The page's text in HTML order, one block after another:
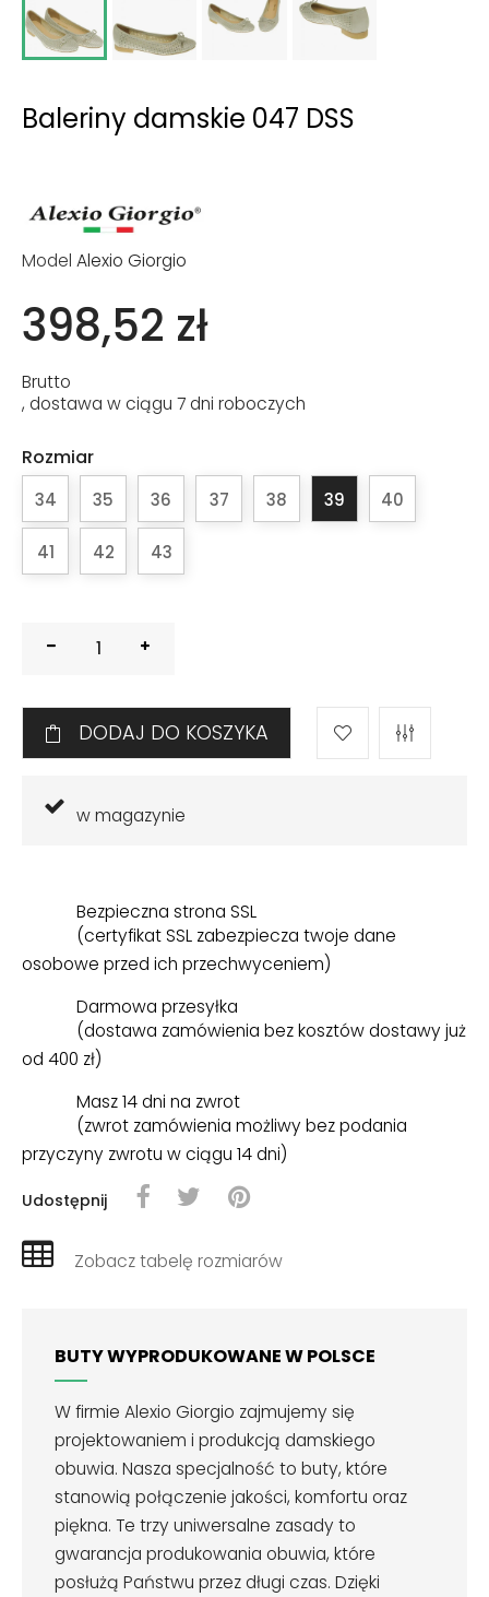
Baleriny damskie 047 DSS
Model Alexio Giorgio
398,52 zł
Brutto
, dostawa w ciągu 7 dni roboczych
Rozmiar
34 35 36 37 38 39 40
41 42 43
DODAJ DO KOSZYKA
w magazynie
Bezpieczna strona SSL
(certyfikat SSL zabezpiecza twoje dane
osobowe przed ich przechwyceniem)
Darmowa przesyłka
(dostawa zamówienia bez kosztów dostawy już
od 400 zł)
Masz 14 dni na zwrot
(zwrot zamówienia możliwy bez podania
przyczyny zwrotu w ciągu 14 dni)
Udostępnij
Zobacz tabelę rozmiarów
BUTY WYPRODUKOWANE W POLSCE
W firmie Alexio Giorgio zajmujemy się
projektowaniem i produkcją damskiego
obuwia. Nasza specjalność to buty, które
stanowią połączenie jakości, komfortu oraz
piękna. Te trzy uniwersalne zasady to
gwarancja produkowania obuwia, które
posłużą Państwu przez długi czas. Dzięki